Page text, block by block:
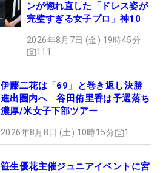
ンが惚れ直した「ドレス姿が
完璧すぎる女子プロ」神10
2026年8月7日 (金) 19時45分
111
伊藤二花は「69」と巻き返し決勝
進出圏内へ 谷田侑里香は予選落ち
濃厚/米女子下部ツアー
2026年8月8日 (土) 10時15分 1
笹生優花主催ジュニアイベントに宮